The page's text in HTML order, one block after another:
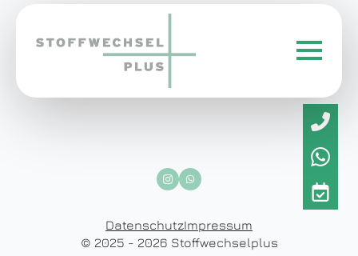
DatenschutzImpressum
© 2025 - 2026 Stoffwechselplus